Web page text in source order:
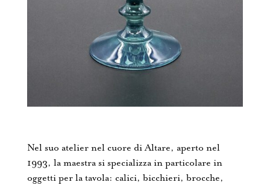
Nel suo atelier nel cuore di Altare, aperto nel
1993, la maestra si specializza in particolare in
oggetti per la tavola: calici, bicchieri, brocche,